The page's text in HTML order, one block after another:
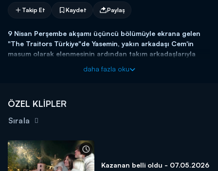
Takip Et Kaydet Paylaş
9 Nisan Perşembe akşamı üçüncü bölümüyle ekrana gelen
"The Traitors Türkiye"de Yasemin, yakın arkadaşı Cem'in
masum olarak elenmesinin ardından takım arkadaşlarıyla
The Traitors Türkiye’nin Digital Adresi Prime Video
daha fazla oku
ÖZEL KLİPLER
Sırala
Kazanan belli oldu - 07.05.2026